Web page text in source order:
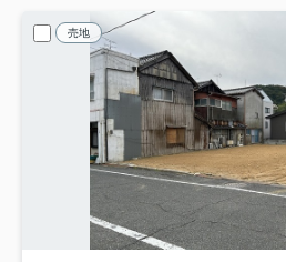
売地